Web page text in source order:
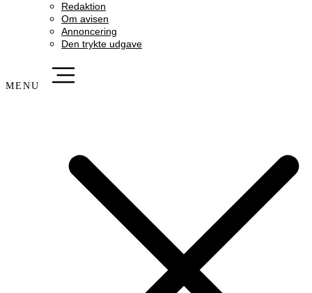
Redaktion
Om avisen
Annoncering
Den trykte udgave